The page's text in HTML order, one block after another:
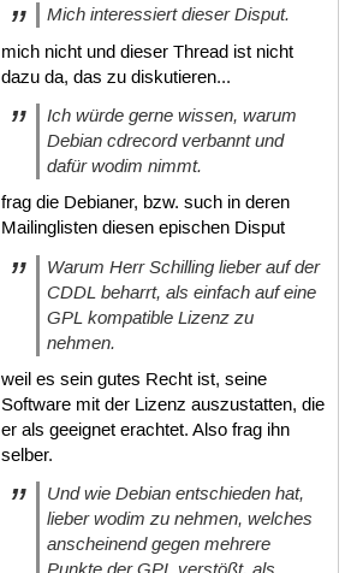
Mich interessiert dieser Disput.
mich nicht und dieser Thread ist nicht
dazu da, das zu diskutieren...
Ich würde gerne wissen, warum
Debian cdrecord verbannt und
dafür wodim nimmt.
frag die Debianer, bzw. such in deren
Mailinglisten diesen epischen Disput
Warum Herr Schilling lieber auf der
CDDL beharrt, als einfach auf eine
GPL kompatible Lizenz zu
nehmen.
weil es sein gutes Recht ist, seine
Software mit der Lizenz auszustatten, die
er als geeignet erachtet. Also frag ihn
selber.
Und wie Debian entschieden hat,
lieber wodim zu nehmen, welches
anscheinend gegen mehrere